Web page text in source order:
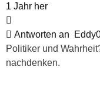
1 Jahr her
Antworten an
Politiker und
nachdenken.